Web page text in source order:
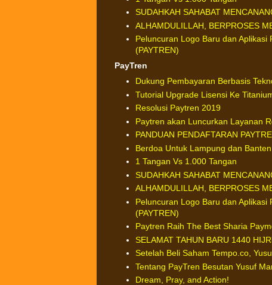
SUDAHKAH SAHABAT
ALHAMDULILLAH, BERPROSES
Peluncuran Logo Baru dan
(PAYTREN)
PayTren
Dukung Pembayaran Berbasis
Tutorial Upgrade Lisensi Ke
Resolusi Paytren 2019
Paytren akan Luncurkan Layanan
PANDUAN PENDAFTARAN
Berdoa Untuk Lampung dan Banten
1 Tangan Vs 1.000 Tangan
SUDAHKAH SAHABAT
ALHAMDULILLAH, BERPROSES
Peluncuran Logo Baru dan
(PAYTREN)
Paytren Raih The Best Sharia
SELAMAT TAHUN BARU 1440
Setelah Beli Saham Tempo.co,
Tentang PayTren Besutan Yusuf
Dream, Pray, and Action!